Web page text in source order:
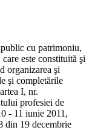
cu patrimoniu,
este constituită şi
organizarea şi
şi completările
I, nr.
profesiei de
- 11 iunie 2011,
din 19 decembrie